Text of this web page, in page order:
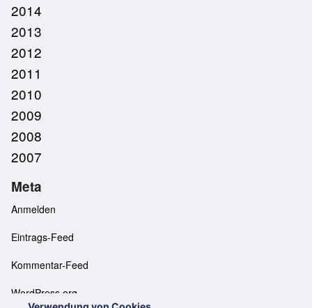
2014
2013
2012
2011
2010
2009
2008
2007
Meta
Anmelden
Eintrags-Feed
Kommentar-Feed
WordPress.org